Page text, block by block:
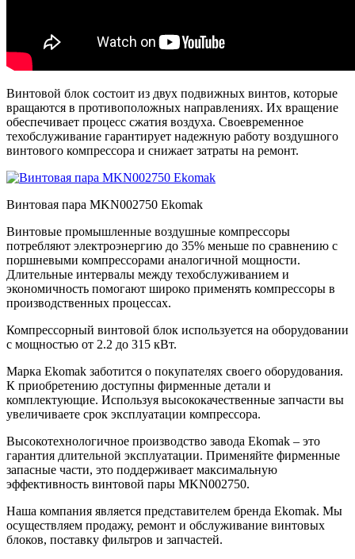
Винтовой блок состоит из двух подвижных винтов, которые
вращаются в противоположных направлениях. Их вращение
обеспечивает процесс сжатия воздуха. Своевременное
техобслуживание гарантирует надежную работу воздушного
винтового компрессора и снижает затраты на ремонт.
Винтовая пара MKN002750 Ekomak
Винтовые промышленные воздушные компрессоры
потребляют электроэнергию до 35% меньше по сравнению с
поршневыми компрессорами аналогичной мощности.
Длительные интервалы между техобслуживанием и
экономичность помогают широко применять компрессоры в
производственных процессах.
Компрессорный винтовой блок используется на оборудовании
с мощностью от 2.2 до 315 кВт.
Марка Ekomak заботится о покупателях своего оборудования.
К приобретению доступны фирменные детали и
комплектующие. Используя высококачественные запчасти вы
увеличиваете срок эксплуатации компрессора.
Высокотехнологичное производство завода Ekomak – это
гарантия длительной эксплуатации. Применяйте фирменные
запасные части, это поддерживает максимальную
эффективность винтовой пары MKN002750.
Наша компания является представителем бренда Ekomak. Мы
осуществляем продажу, ремонт и обслуживание винтовых
блоков, поставку фильтров и запчастей.